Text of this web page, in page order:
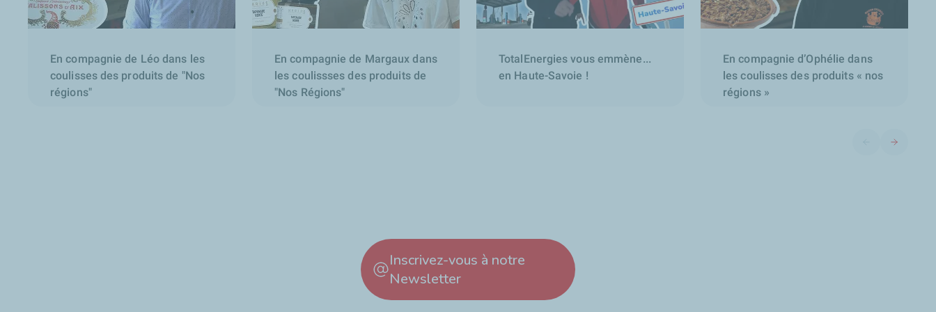
En compagnie de Léo dans les
coulisses des produits de "Nos
régions"
En compagnie de Margaux dans
les coulissses des produits de
"Nos Régions"
TotalEnergies vous emmène...
en Haute-Savoie !
En compagnie d’Ophélie dans
les coulisses des produits « nos
régions »
Diapositive
Inscrivez-vous à notre
Newsletter